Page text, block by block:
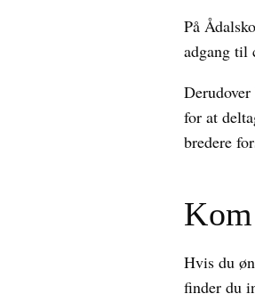
På
adgang til
for at
bredere
Hvis du
finder du